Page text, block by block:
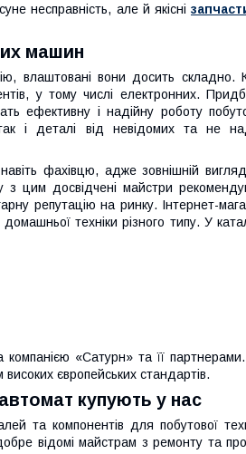
несправність, але й якісні
машин
влаштовані вони досить складно.
у тому числі електронних.
ефективну і надійну роботу
і деталі від невідомих та не
фахівцю, адже зовнішній
з цим досвідчені майстри
репутацію на ринку. Інтернет-
техніки різного типу. У
«Сатурн» та її партнерами.
європейських стандартів.
купують у нас
та компонентів для побутової
відомі майстрам з ремонту та